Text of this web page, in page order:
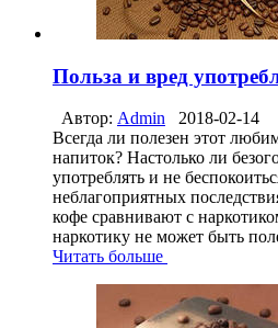
Польза и вред
Автор: Admin
2018-02-14
Всегда ли полезен этот
напиток? Настолько ли
употреблять и не
неблагоприятных
кофе сравнивают с
наркотику не может быть
Читать больше